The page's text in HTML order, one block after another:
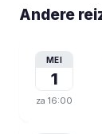
Andere
MEI
1
za 16:00